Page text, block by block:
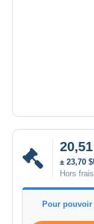
± 23,70
Hors
Pour pouvoir